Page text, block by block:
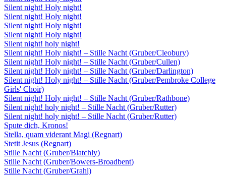
Silent night! Holy night!
Silent night! Holy night!
Silent night! Holy night!
Silent night! Holy night!
Silent night! holy night!
Silent night! Holy night! – Stille Nacht (Gruber/Cleobury)
Silent night! Holy night! – Stille Nacht (Gruber/Cullen)
Silent night! Holy night! – Stille Nacht (Gruber/Darlington)
Silent night! Holy night! – Stille Nacht (Gruber/Pembroke College
Girls' Choir)
Silent night! Holy night! – Stille Nacht (Gruber/Rathbone)
Silent night! holy night! – Stille Nacht (Gruber/Rutter)
Silent night! holy night! – Stille Nacht (Gruber/Rutter)
Spute dich, Kronos!
Stella, quam viderant Magi (Regnart)
Stetit Jesus (Regnart)
Stille Nacht (Gruber/Blatchly)
Stille Nacht (Gruber/Bowers-Broadbent)
Stille Nacht (Gruber/Grahl)